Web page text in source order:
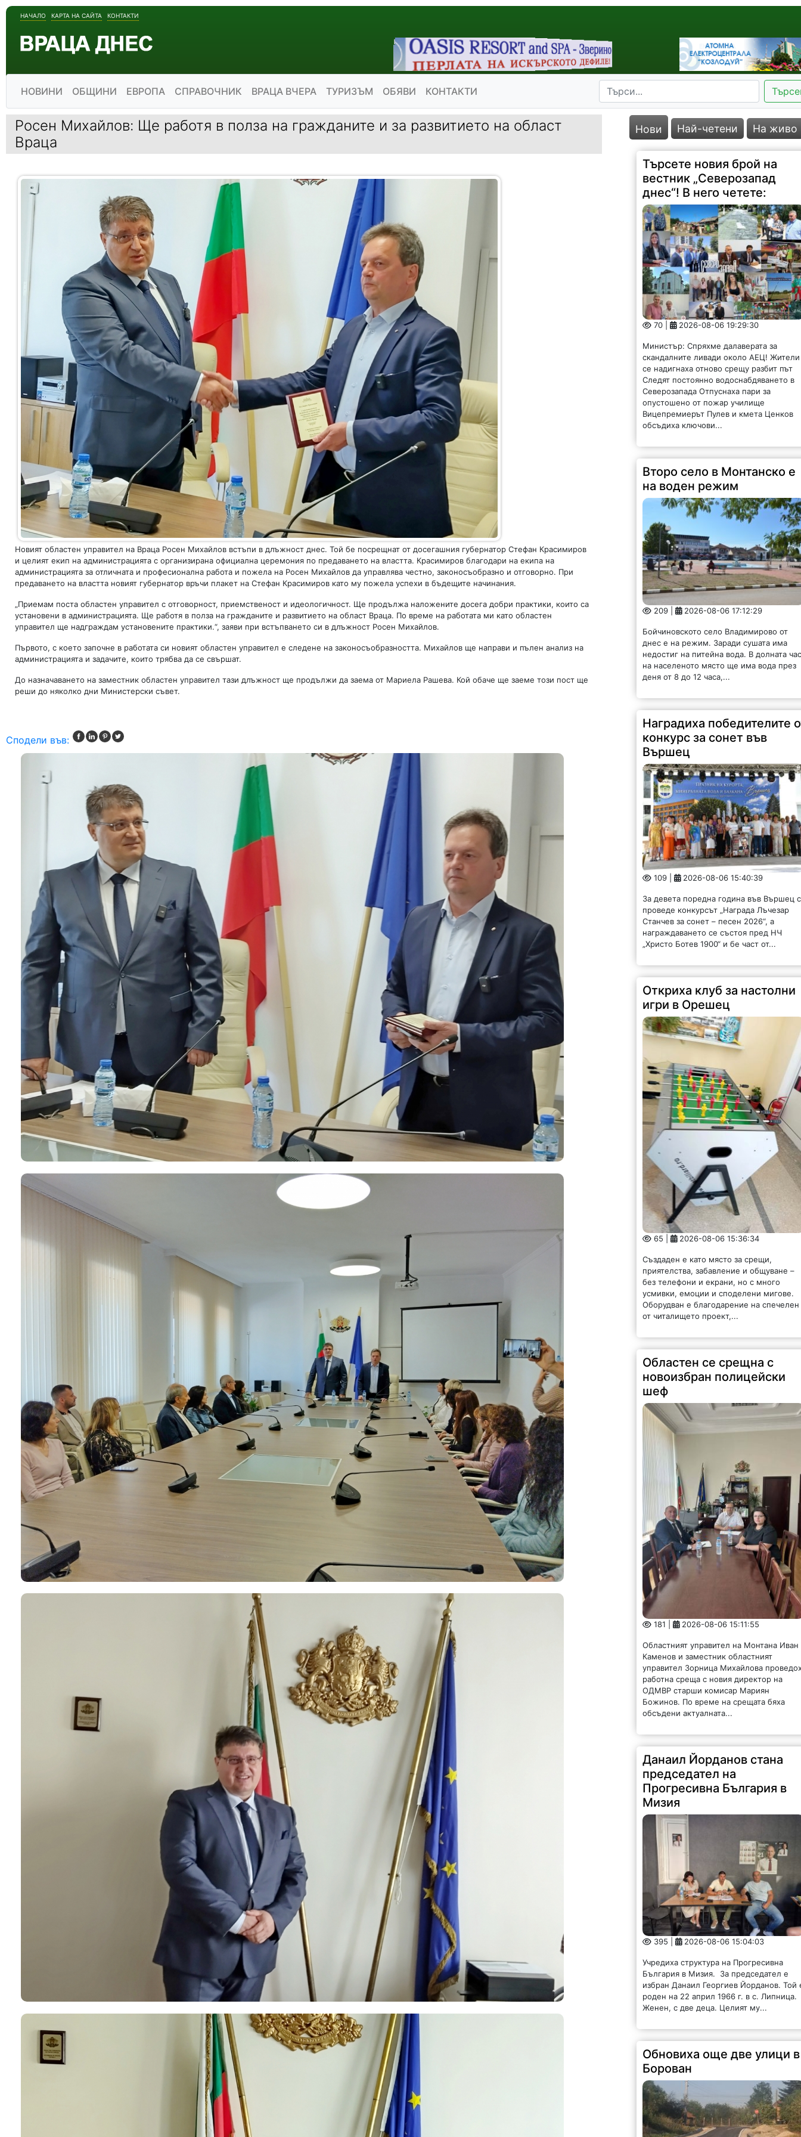
НАЧАЛО КАРТА НА САЙТА КОНТАКТИ
НОВИНИ ОБЩИНИ ЕВРОПА СПРАВОЧНИК ВРАЦА ВЧЕРА ТУРИЗЪМ ОБЯВИ КОНТАКТИ
Росен Михайлов: Ще работя в полза на гражданите и за развитието на област
Враца
Новият областен управител на Враца Росен Михайлов встъпи в длъжност днес. Той бе посрещнат от досегашния губернатор Стефан Красимиров
и целият екип на администрацията с организирана официална церемония по предаването на властта. Красимиров благодари на екипа на
администрацията за отличната и професионална работа и пожела на Росен Михайлов да управлява честно, законосъобразно и отговорно. При
предаването на властта новият губернатор връчи плакет на Стефан Красимиров като му пожела успехи в бъдещите начинания.
„Приемам поста областен управител с отговорност, приемственост и идеологичност. Ще продължа наложените досега добри практики, които са
установени в администрацията. Ще работя в полза на гражданите и развитието на област Враца. По време на работата ми като областен
управител ще надграждам установените практики.“, заяви при встъпването си в длъжност Росен Михайлов.
Първото, с което започне в работата си новият областен управител е следене на законосъобразността. Михайлов ще направи и пълен анализ на
администрацията и задачите, които трябва да се свършат.
До назначаването на заместник областен управител тази длъжност ще продължи да заема от Мариела Рашева. Кой обаче ще заеме този пост ще
реши до няколко дни Министерски съвет.
Сподели във:
Нови Най-четени На живо
Търсете новия брой на
вестник „Северозапад
днес“! В него четете:
70 | 2026-08-06 19:29:30
Министър: Спряхме далаверата за
скандалните ливади около АЕЦ! Жители
Следят постоянно водоснабдяването в
Северозапада Отпуснаха пари за
опустошено от пожар училище
Вицепремиерът Пулев и кмета Ценков
обсъдиха ключови...
на воден режим
209 | 2026-08-06 17:12:29
Бойчиновското село Владимирово от
днес е на режим. Заради сушата има
на населеното място ще има вода през
деня от 8 до 12 часа,...
конкурс за сонет във
Вършец
109 | 2026-08-06 15:40:39
За девета поредна година във Вършец
проведе конкурсът „Награда Лъчезар
награждаването се състоя пред НЧ
„Христо Ботев 1900“ и бе част от...
игри в Орешец
65 | 2026-08-06 15:36:34
Създаден е като място за срещи,
приятелства, забавление и общуване –
усмивки, емоции и споделени мигове.
Оборудван е благодарение на спечелен
от читалището проект,...
новоизбран полицейски
шеф
181 |
Областният управител на Монтана Иван
Каменов и заместник областният
работна среща с новия директор на
ОДМВР старши комисар Мариян
Божинов. По време на срещата бяха
обсъдени актуалната...
председател на
Прогресивна България в
Мизия
395 | 2026-08-06 15:04:03
Учредиха структура на Прогресивна
България в Мизия. За председател е
роден на 22 април 1966 г. в с. Липница.
Женен, с две деца. Целият му...
Борован